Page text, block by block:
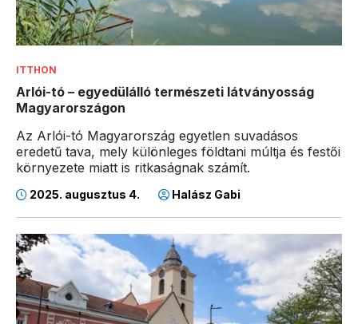
ITTHON
Arlói-tó – egyedülálló természeti látványosság
Magyarországon
Az Arlói-tó Magyarország egyetlen suvadásos
eredetű tava, mely különleges földtani múltja és festői
környezete miatt is ritkaságnak számít.
2025. augusztus 4. Halász Gabi